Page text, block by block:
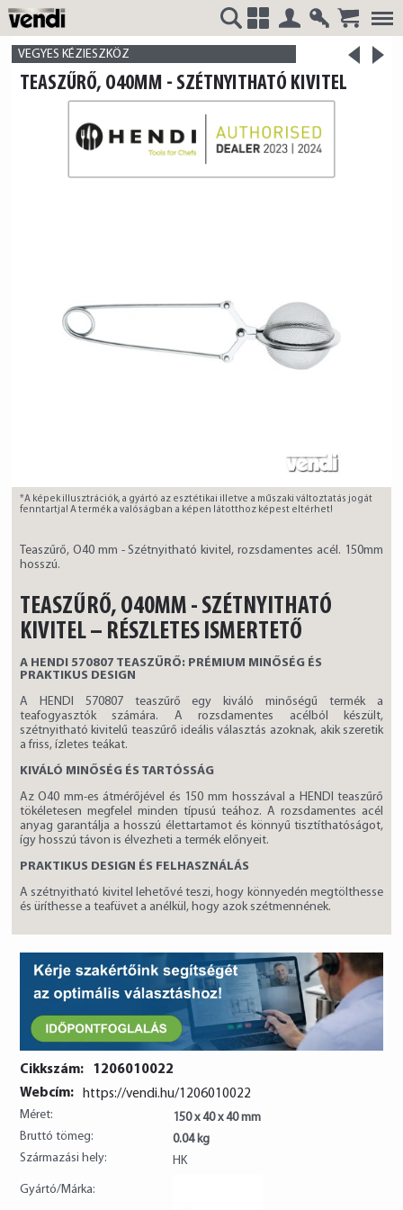
VENDI
HUNGÁRIA
+
VEGYES KÉZIESZKÖZ
<
>
TEASZŰRŐ, O40MM - SZÉTNYITHATÓ KIVITEL
*A képek illusztrációk, a gyártó az esztétikai illetve a műszaki változtatás jogát
fenntartja! A termék a valóságban a képen látotthoz képest eltérhet!
Teaszűrő, O40 mm - Szétnyitható kivitel, rozsdamentes acél. 150mm
hosszú.
TEASZŰRŐ, O40MM - SZÉTNYITHATÓ
KIVITEL – RÉSZLETES ISMERTETŐ
A HENDI 570807 TEASZŰRŐ: PRÉMIUM MINŐSÉG ÉS
PRAKTIKUS DESIGN
A HENDI 570807 teaszűrő egy kiváló minőségű termék a
teafogyasztók számára. A rozsdamentes acélból készült,
szétnyitható kivitelű teaszűrő ideális választás azoknak, akik szeretik
a friss, ízletes teákat.
KIVÁLÓ MINŐSÉG ÉS TARTÓSSÁG
Az O40 mm-es átmérőjével és 150 mm hosszával a HENDI teaszűrő
tökéletesen megfelel minden típusú teához. A rozsdamentes acél
anyag garantálja a hosszú élettartamot és könnyű tisztíthatóságot,
így hosszú távon is élvezheti a termék előnyeit.
PRAKTIKUS DESIGN ÉS FELHASZNÁLÁS
A szétnyitható kivitel lehetővé teszi, hogy könnyedén megtölthesse
és üríthesse a teafüvet a anélkül, hogy azok szétmennének.
Cikkszám:
1206010022
Webcím:
https://vendi.hu/1206010022
Méret:
150 x 40 x 40 mm
Bruttó tömeg:
0.04 kg
Származási hely:
HK
Gyártó/Márka: